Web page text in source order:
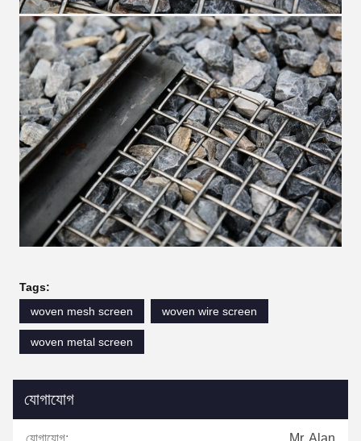
Tags:
woven mesh screen
woven wire screen
woven metal screen
যোগাযোগ
যোগাযোগ: Mr. Alan